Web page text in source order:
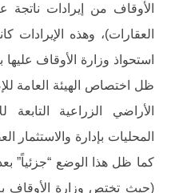
الأوقاف من إيرادات
العقارات)، وهذه
استحواذ وزارة الأوقاف
ظل اختصاص الهيئة العامة
الأراضي الزراعية
المحليات بإدارة والاستثمار
كما ظل هذا الوضع “جزئياً”